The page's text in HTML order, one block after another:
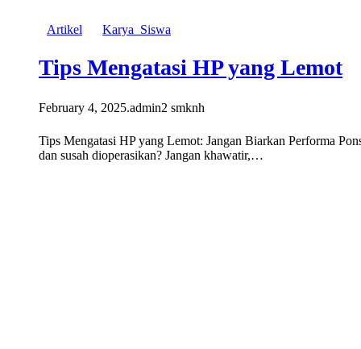
Artikel Karya_Siswa
Tips Mengatasi HP yang Lemot
February 4, 2025.admin2 smknh
Tips Mengatasi HP yang Lemot: Jangan Biarkan Performa
dan susah dioperasikan? Jangan khawatir,…